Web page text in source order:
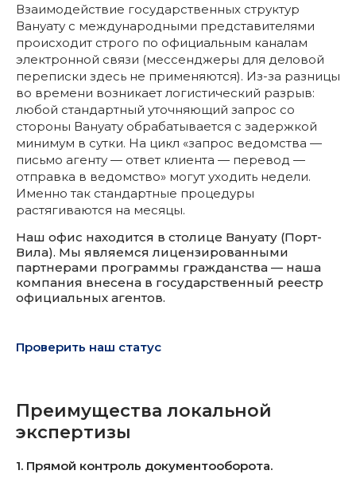
Взаимодействие государственных структур
Вануату с международными представителями
происходит строго по официальным каналам
электронной связи (мессенджеры для деловой
переписки здесь не применяются). Из-за разницы
во времени возникает логистический разрыв:
любой стандартный уточняющий запрос со
стороны Вануату обрабатывается с задержкой
минимум в сутки. На цикл «запрос ведомства —
письмо агенту — ответ клиента — перевод —
отправка в ведомство» могут уходить недели.
Именно так стандартные процедуры
растягиваются на месяцы.
Наш офис находится в столице Вануату (Порт-
Вила). Мы являемся лицензированными
партнерами программы гражданства — наша
компания внесена в государственный реестр
официальных агентов.
Проверить наш статус
Преимущества локальной
экспертизы
1. Прямой контроль документооборота.